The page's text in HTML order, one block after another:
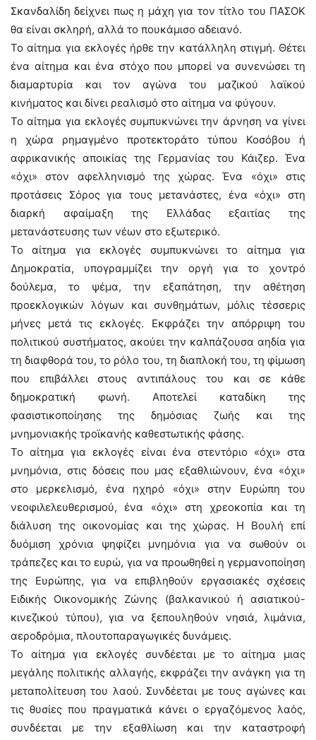
Σκανδαλίδη δείχνει πως η μάχη για τον τίτλο του ΠΑΣΟΚ
θα είναι σκληρή, αλλά το πουκάμισο αδειανό.
Το αίτημα για εκλογές ήρθε την κατάλληλη στιγμή. Θέτει
ένα αίτημα και ένα στόχο που μπορεί να συνενώσει τη
διαμαρτυρία και τον αγώνα του μαζικού λαϊκού
κινήματος και δίνει ρεαλισμό στο αίτημα να φύγουν.
Το αίτημα για εκλογές συμπυκνώνει την άρνηση να γίνει
η χώρα ρημαγμένο προτεκτοράτο τύπου Κοσόβου ή
αφρικανικής αποικίας της Γερμανίας του Κάιζερ. Ένα
«όχι» στον αφελληνισμό της χώρας. Ένα «όχι» στις
προτάσεις Σόρος για τους μετανάστες, ένα «όχι» στη
διαρκή αφαίμαξη της Ελλάδας εξαιτίας της
μετανάστευσης των νέων στο εξωτερικό.
Το αίτημα για εκλογές συμπυκνώνει το αίτημα για
Δημοκρατία, υπογραμμίζει την οργή για το χοντρό
δούλεμα, το ψέμα, την εξαπάτηση, την αθέτηση
προεκλογικών λόγων και συνθημάτων, μόλις τέσσερις
μήνες μετά τις εκλογές. Εκφράζει την απόρριψη του
πολιτικού συστήματος, ακούει την καλπάζουσα αηδία για
τη διαφθορά του, το ρόλο του, τη διαπλοκή του, τη φίμωση
που επιβάλλει στους αντιπάλους του και σε κάθε
δημοκρατική φωνή. Αποτελεί καταδίκη της
φασιστικοποίησης της δημόσιας ζωής και της
μνημονιακής τροϊκανής καθεστωτικής φάσης.
Το αίτημα για εκλογές είναι ένα στεντόριο «όχι» στα
μνημόνια, στις δόσεις που μας εξαθλιώνουν, ένα «όχι»
στο μερκελισμό, ένα ηχηρό «όχι» στην Ευρώπη του
νεοφιλελευθερισμού, ένα «όχι» στη χρεοκοπία και τη
διάλυση της οικονομίας και της χώρας. Η Βουλή επί
δυόμιση χρόνια ψηφίζει μνημόνια για να σωθούν οι
τράπεζες και το ευρώ, για να προωθηθεί η γερμανοποίηση
της Ευρώπης, για να επιβληθούν εργασιακές σχέσεις
Ειδικής Οικονομικής Ζώνης (βαλκανικού ή ασιατικού-
κινεζικού τύπου), για να ξεπουληθούν νησιά, λιμάνια,
αεροδρόμια, πλουτοπαραγωγικές δυνάμεις.
Το αίτημα για εκλογές συνδέεται με το αίτημα μιας
μεγάλης πολιτικής αλλαγής, εκφράζει την ανάγκη για τη
μεταπολίτευση του λαού. Συνδέεται με τους αγώνες και
τις θυσίες που πραγματικά κάνει ο εργαζόμενος λαός,
συνδέεται με την εξαθλίωση και την καταστροφή